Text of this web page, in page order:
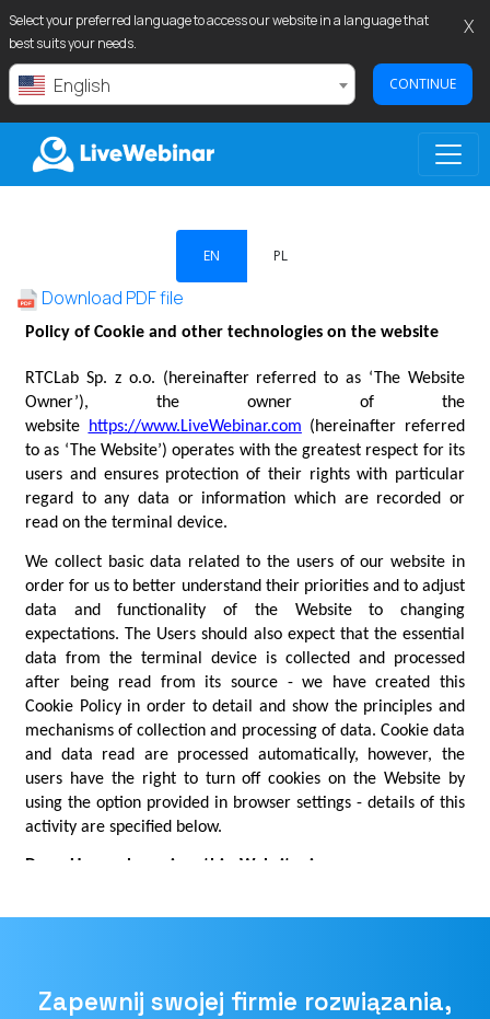
Select your preferred language to access our website in a language that
best suits your needs.
English CONTINUE
X
LIVEWEBINAR.COM
EN PL
Download PDF file
Zapewnij swojej firmie rozwiązania,